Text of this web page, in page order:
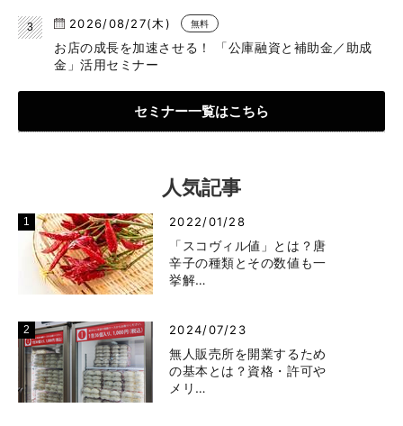
2026/08/27(木) 無料
お店の成長を加速させる！ 「公庫融資と補助金／助成
金」活用セミナー
セミナー一覧はこちら
人気記事
2022/01/28
「スコヴィル値」とは？唐
辛子の種類とその数値も一
挙解…
2024/07/23
無人販売所を開業するため
の基本とは？資格・許可や
メリ…